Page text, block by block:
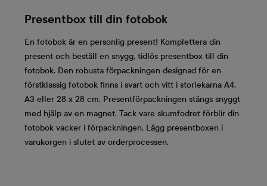
Presentbox till din fotobok
En fotobok är en personlig present! Komplettera din
present och beställ en snygg, tidlös presentbox till din
fotobok. Den robusta förpackningen designad för en
förstklassig fotobok finns i svart och vitt i storlekarna A4,
A3 eller 28 x 28 cm. Presentförpackningen stängs snyggt
med hjälp av en magnet. Tack vare skumfodret förblir din
fotobok vacker i förpackningen. Lägg presentboxen i
varukorgen i slutet av orderprocessen.